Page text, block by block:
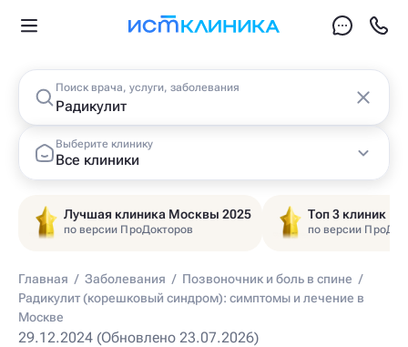
Поиск врача, услуги, заболевания
Выберите клинику
Все клиники
Лучшая клиника Москвы 2025
по версии ПроДокторов
Топ 3 клиник
по версии
Главная / Заболевания / Позвоночник и боль в спине /
Радикулит (корешковый синдром): симптомы и лечение в
Москве
29.12.2024 (Обновлено 23.07.2026)